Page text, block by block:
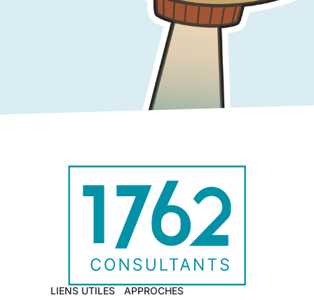
LIENS UTILES
APPROCHES